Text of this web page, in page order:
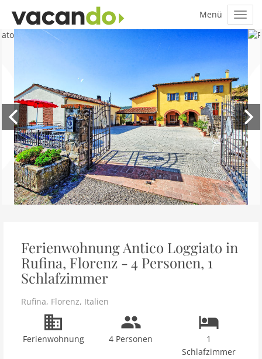
Ferienwohnung Antico Loggiato in
Rufina, Florenz - 4 Personen, 1
Schlafzimmer
Rufina, Florenz, Italien
Ferienwohnung 4 Personen
1
Schlafzimmer